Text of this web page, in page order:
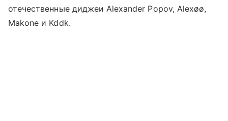
отечественные диджеи Alexander Popov, Alexøø,
Makone и Kddk.